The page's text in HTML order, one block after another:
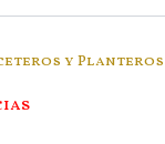
y Planteros